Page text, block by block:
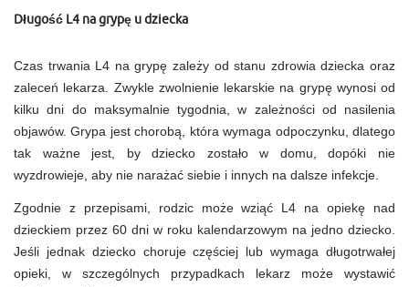
Długość L4 na grypę u dziecka
Czas trwania L4 na grypę zależy od stanu zdrowia dziecka oraz
zaleceń lekarza. Zwykle zwolnienie lekarskie na grypę wynosi od
kilku dni do maksymalnie tygodnia, w zależności od nasilenia
objawów. Grypa jest chorobą, która wymaga odpoczynku, dlatego
tak ważne jest, by dziecko zostało w domu, dopóki nie
wyzdrowieje, aby nie narażać siebie i innych na dalsze infekcje.
Zgodnie z przepisami, rodzic może wziąć L4 na opiekę nad
dzieckiem przez 60 dni w roku kalendarzowym na jedno dziecko.
Jeśli jednak dziecko choruje częściej lub wymaga długotrwałej
opieki, w szczególnych przypadkach lekarz może wystawić